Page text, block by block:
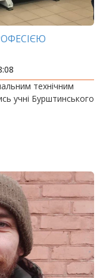
технічним
учні Бурштинського